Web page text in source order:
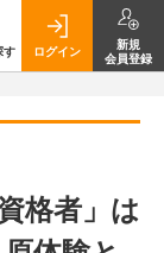
す ログイン
新規
会員登録
格者」は